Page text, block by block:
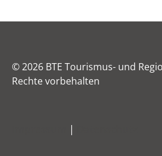
© 2026 BTE Tourismus- und
Rechte vorbehalten
|